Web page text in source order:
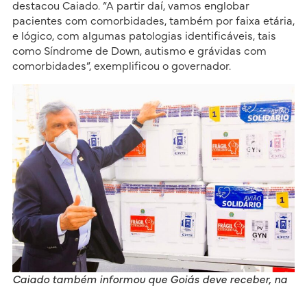
destacou Caiado. “A partir daí, vamos englobar
pacientes com comorbidades, também por faixa etária,
e lógico, com algumas patologias identificáveis, tais
como Síndrome de Down, autismo e grávidas com
comorbidades”, exemplificou o governador.
Caiado também informou que Goiás deve receber, na